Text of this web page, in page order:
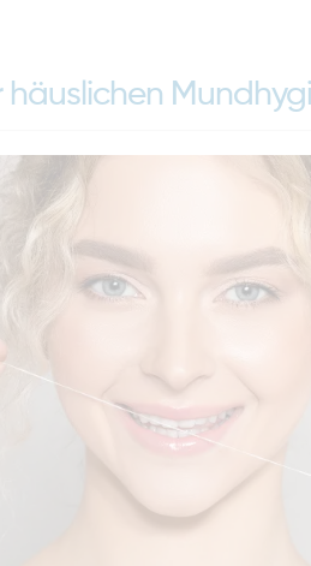
häuslichen